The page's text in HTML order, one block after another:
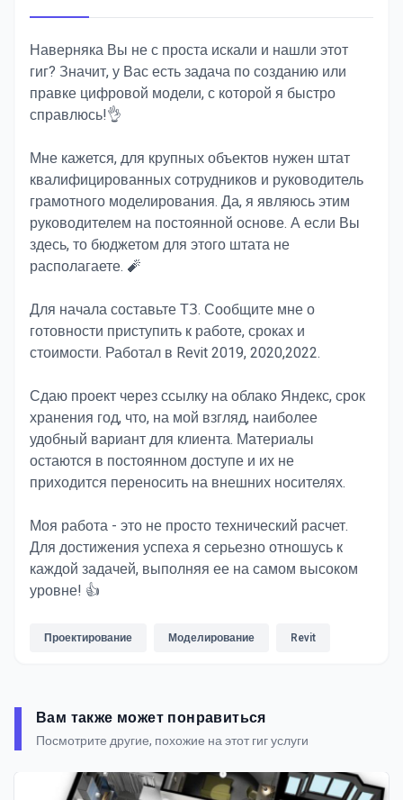
Наверняка Вы не с проста искали и нашли этот
гиг? Значит, у Вас есть задача по созданию или
правке цифровой модели, с которой я быстро
справлюсь!👌
Мне кажется, для крупных объектов нужен штат
квалифицированных сотрудников и руководитель
грамотного моделирования. Да, я являюсь этим
руководителем на постоянной основе. А если Вы
здесь, то бюджетом для этого штата не
располагаете. 🧨
Для начала составьте ТЗ. Сообщите мне о
готовности приступить к работе, сроках и
стоимости. Работал в Revit 2019, 2020,2022.
Сдаю проект через ссылку на облако Яндекс, срок
хранения год, что, на мой взгляд, наиболее
удобный вариант для клиента. Материалы
остаются в постоянном доступе и их не
приходится переносить на внешних носителях.
Моя работа - это не просто технический расчет.
Для достижения успеха я серьезно отношусь к
каждой задачей, выполняя ее на самом высоком
уровне! 👍
Проектирование Моделирование Revit
Вам также может понравиться
Посмотрите другие, похожие на этот гиг услуги